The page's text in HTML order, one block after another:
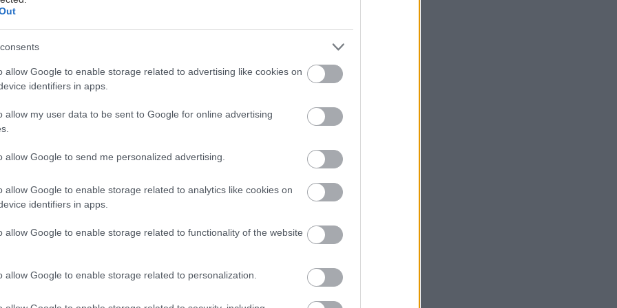
allow Google to enable storage related to advertising like cookies on
identifiers in apps.
allow my user data to be sent to Google for online advertising
allow Google to send me personalized advertising.
allow Google to enable storage related to analytics like cookies on
identifiers in apps.
allow Google to enable storage related to functionality of the website
allow Google to enable storage related to personalization.
8:46 π.μ.Το πρώτο αεροπλάνο που κουβαλά τρομοκράτες
τρομοκρατημένους επιβάτες «τρυπάει» τον έναν από τους
του νεοϋορκέζικου World Trade Center και οι αμερικανικές
Και όσο το μούδιασμα εξαπλώνεται σε όλο τον κόσμο, με τα
να σπεύδουν προς το «σημείο μηδέν», οι τηλεθεατές από το
την Αθήνα και από το Τόκυο μέχρι την Νότιο Αφρική έμελλε να
ζωντανά το δεύτερο χτύπημα.
ακολουθεί την μοίρα του πρώτου, άνθρωποι
πηδούν από τα
ένα εχθρός των ΗΠΑ, το ίδιο δευτερόλεπτο γεννιούνται οι
συνομωσίας περί αμερικανικού κρατικού σχεδίου, ενώ ο πιο